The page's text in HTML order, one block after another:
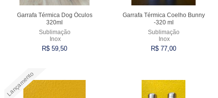
Garrafa Térmica Dog Óculos
320ml
Sublimação
Inox
R$ 59,50
Garrafa Térmica Coelho Bunny
-320 ml
Sublimação
Inox
R$ 77,00
Lançamento